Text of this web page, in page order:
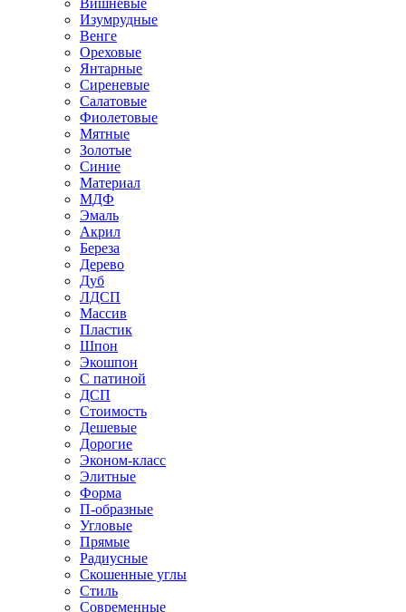
Вишневые
Изумрудные
Венге
Ореховые
Янтарные
Сиреневые
Салатовые
Фиолетовые
Мятные
Золотые
Синие
Материал
МДФ
Эмаль
Акрил
Береза
Дерево
Дуб
ЛДСП
Массив
Пластик
Шпон
Экошпон
С патиной
ДСП
Стоимость
Дешевые
Дорогие
Эконом-класс
Элитные
Форма
П-образные
Угловые
Прямые
Радиусные
Скошенные углы
Стиль
Современные